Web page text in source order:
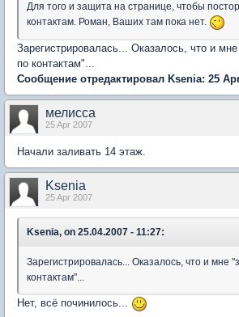
Для того и защита на странице, чтобы
контактам. Роман, Ваших там пока нет.
Зарегистрировалась... Оказалось, что и
по контактам"...
Сообщение отредактировал Ksenia: 25
мелисса
25 Apr 2007
Начали заливать 14 этаж.
Ksenia
25 Apr 2007
Ksenia, on 25.04.2007 - 11:27:
Зарегистрировалась... Оказалось, что и мне
контактам"...
Нет, всё починилось...